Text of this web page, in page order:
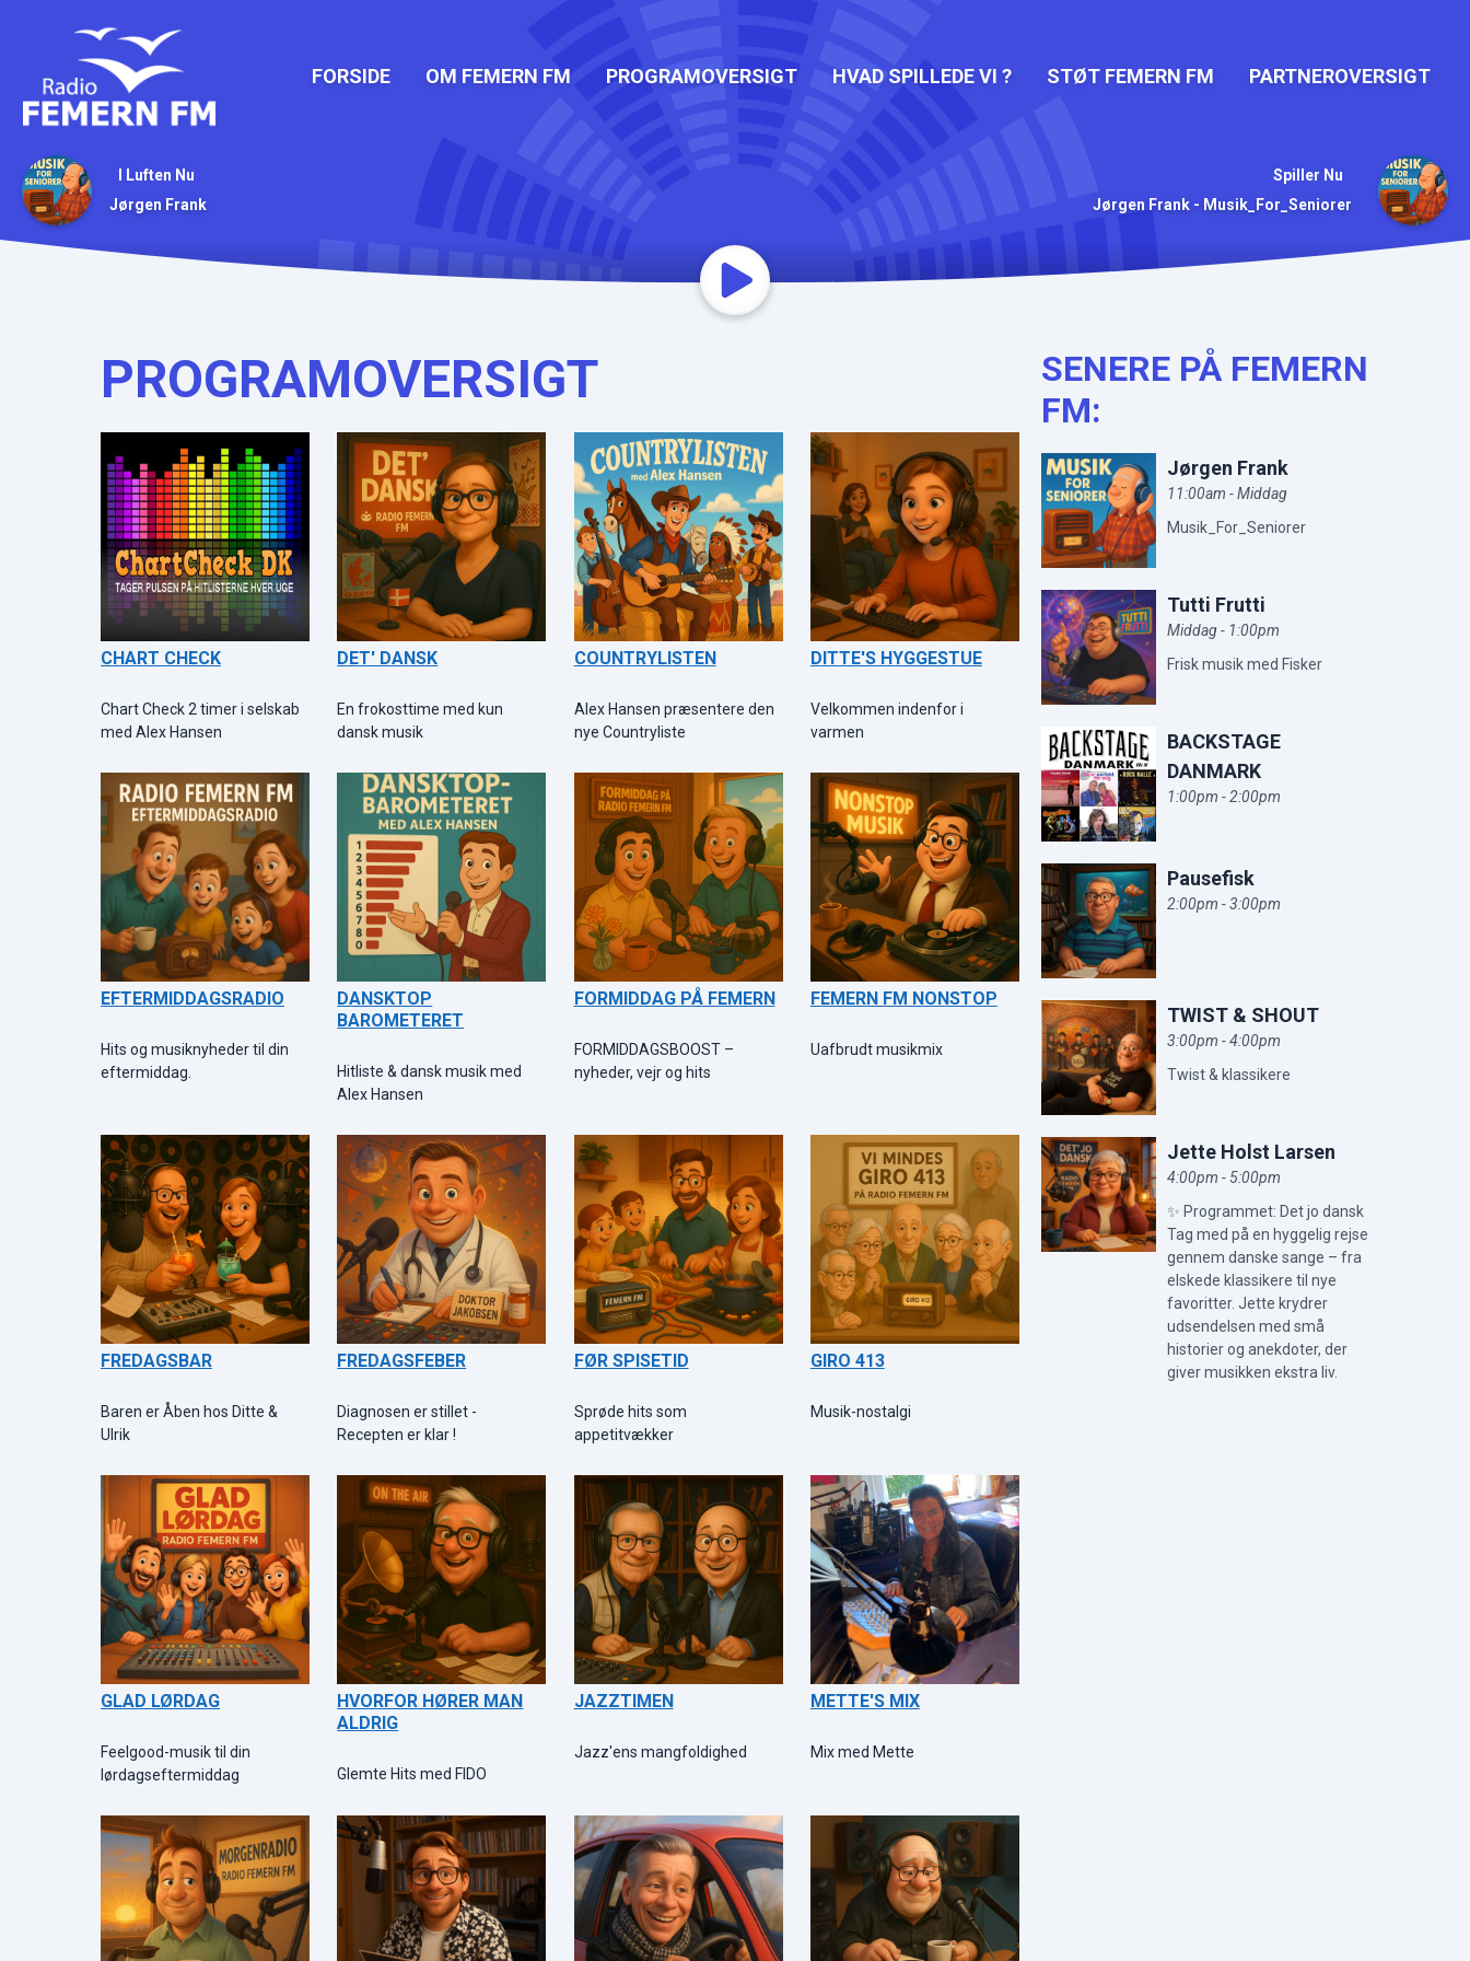
FORSIDE OM FEMERN FM PROGRAMOVERSIGT HVAD SPILLEDE VI ? STØT FEMERN FM PARTNEROVERSIGT
I Luften Nu
Jørgen Frank
Spiller Nu
Jørgen Frank - Musik_For_Seniorer
PROGRAMOVERSIGT
CHART CHECK
Chart Check 2 timer i selskab
med Alex Hansen
DET' DANSK
En frokosttime med kun
dansk musik
COUNTRYLISTEN
Alex Hansen præsentere den
nye Countryliste
DITTE'S HYGGESTUE
Velkommen indenfor i
varmen
EFTERMIDDAGSRADIO
Hits og musiknyheder til din
eftermiddag.
DANSKTOP
BAROMETERET
Hitliste & dansk musik med
Alex Hansen
FORMIDDAG PÅ FEMERN
FORMIDDAGSBOOST –
nyheder, vejr og hits
FEMERN FM NONSTOP
Uafbrudt musikmix
FREDAGSBAR
Baren er Åben hos Ditte &
Ulrik
FREDAGSFEBER
Diagnosen er stillet -
Recepten er klar !
FØR SPISETID
Sprøde hits som
appetitvækker
GIRO 413
Musik-nostalgi
GLAD LØRDAG
Feelgood-musik til din
lørdagseftermiddag
HVORFOR HØRER MAN
ALDRIG
Glemte Hits med FIDO
JAZZTIMEN
Jazz'ens mangfoldighed
METTE'S MIX
Mix med Mette
SENERE PÅ FEMERN
FM:
Jørgen Frank
11:00am - Middag
Musik_For_Seniorer
Tutti Frutti
Middag - 1:00pm
Frisk musik med Fisker
BACKSTAGE
DANMARK
1:00pm - 2:00pm
Pausefisk
2:00pm - 3:00pm
TWIST & SHOUT
3:00pm - 4:00pm
Twist & klassikere
Jette Holst Larsen
4:00pm - 5:00pm
✨ Programmet: Det jo dansk
Tag med på en hyggelig rejse
gennem danske sange – fra
elskede klassikere til nye
favoritter. Jette krydrer
udsendelsen med små
historier og anekdoter, der
giver musikken ekstra liv.